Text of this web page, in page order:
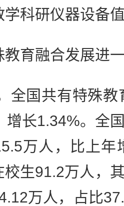
学科研仪器设备
育融合发展进
国共有特殊教
增长1.34%。全
万人，比上年
校生91.2万人，
万人，占比